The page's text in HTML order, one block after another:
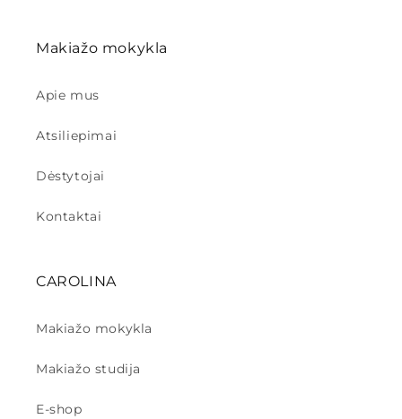
Makiažo mokykla
Apie mus
Atsiliepimai
Dėstytojai
Kontaktai
CAROLINA
Makiažo mokykla
Makiažo studija
E-shop